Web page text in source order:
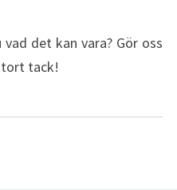
vad det kan vara? Gör oss
tack!